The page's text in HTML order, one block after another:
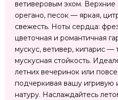
ветиверовым эхом. Верхние
орегано, песок — яркая,
свежесть. Ноты сердца:
цветочная и романтичная
мускус, ветивер, кипарис —
мускусная стойкость.
летних вечеринок или
подчеркивая вашу игривую
натуру. Наслаждайтесь